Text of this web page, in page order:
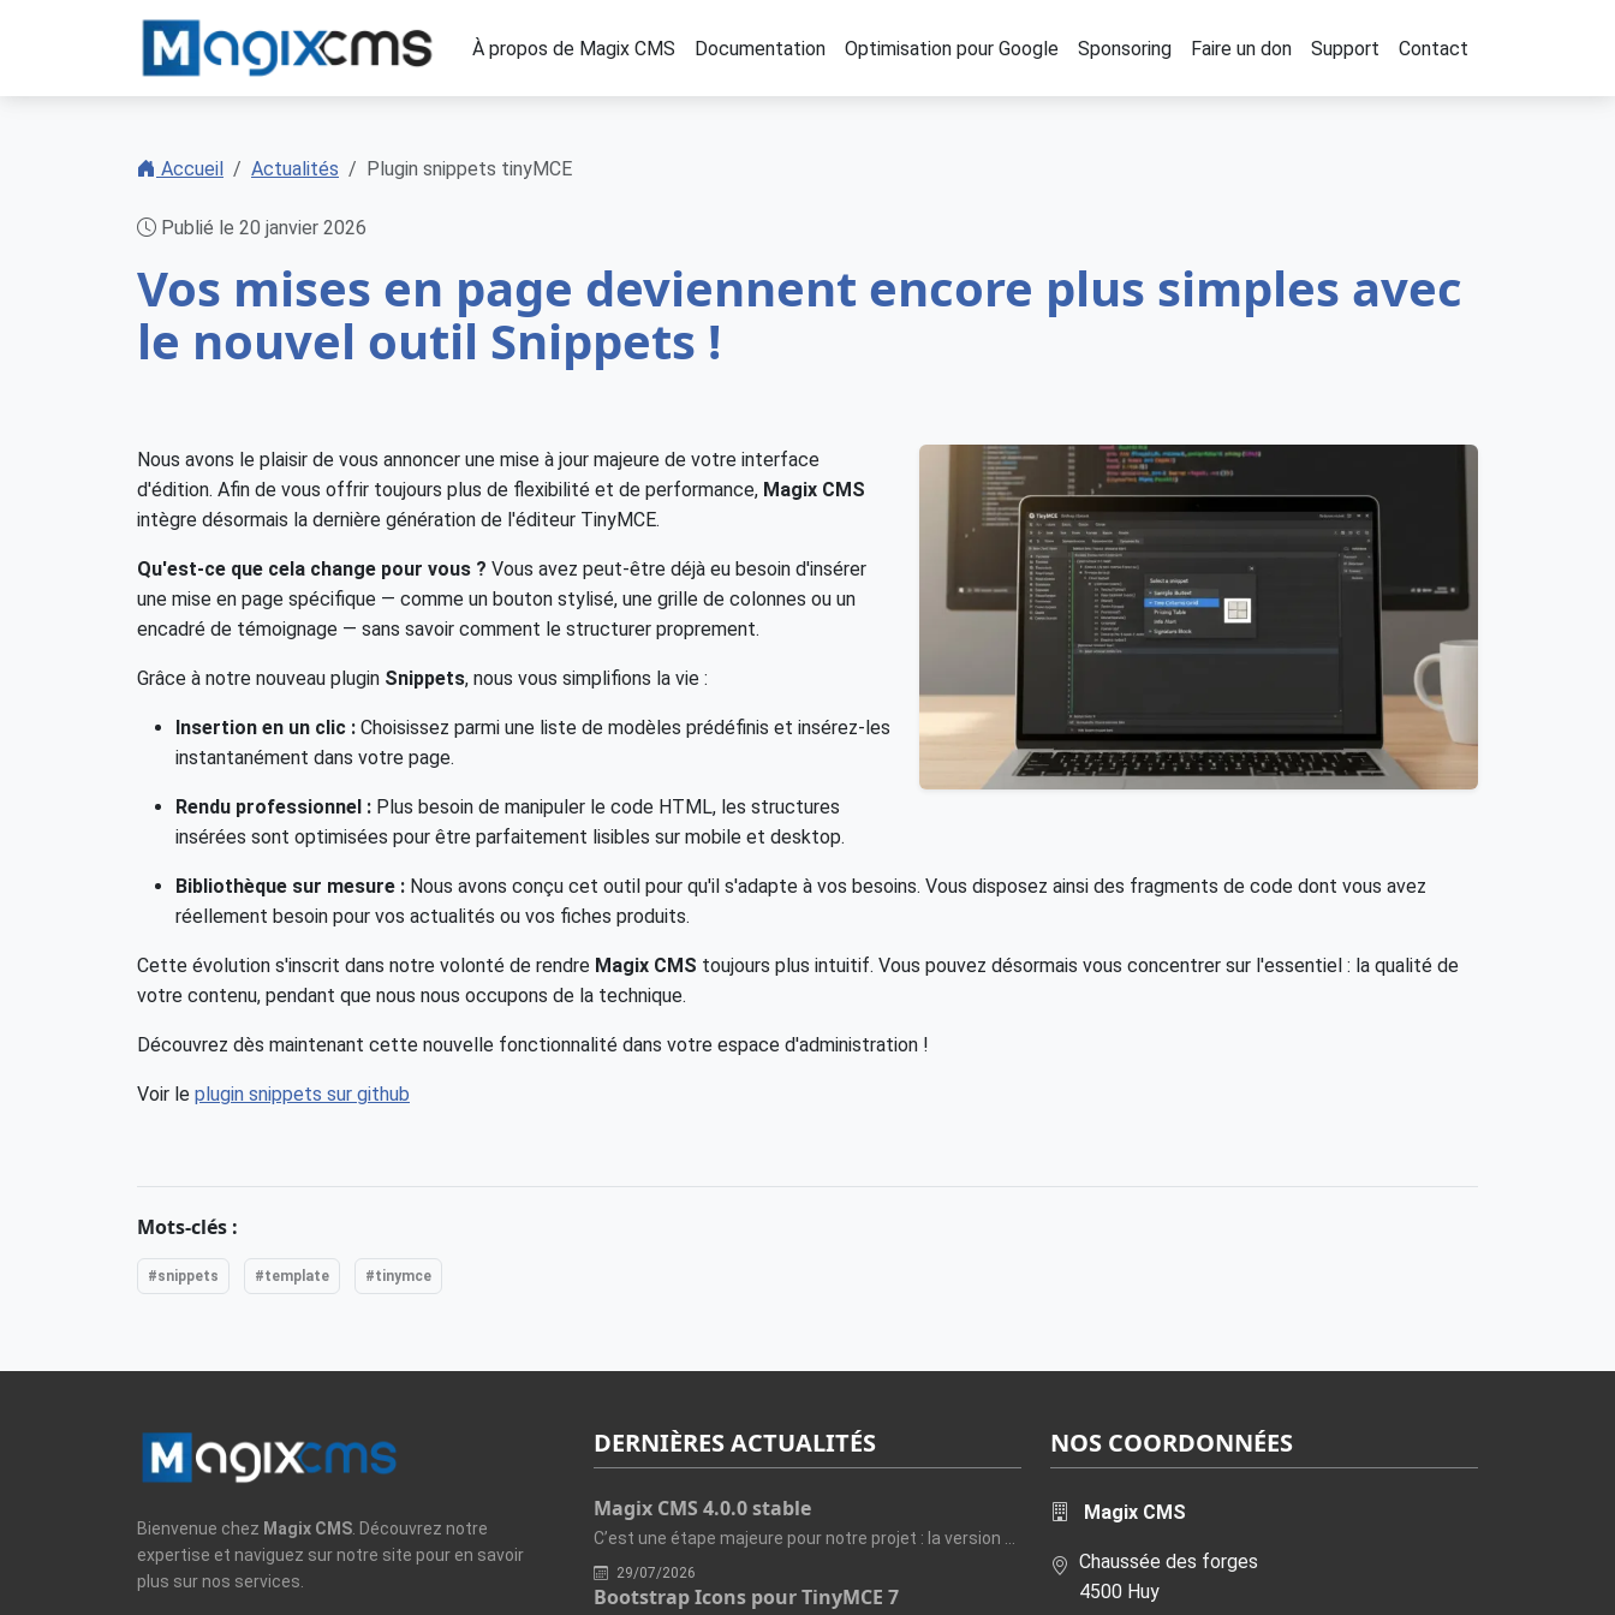
À propos de Magix CMS Documentation Optimisation pour Google Sponsoring Faire un don Support Contact
Accueil Actualités Plugin snippets tinyMCE
Publié le 20 janvier 2026
Vos mises en page deviennent encore plus simples avec
le nouvel outil Snippets !
Nous avons le plaisir de vous annoncer une mise à jour majeure de votre interface
d'édition. Afin de vous offrir toujours plus de flexibilité et de performance, Magix CMS
intègre désormais la dernière génération de l'éditeur TinyMCE.
Qu'est-ce que cela change pour vous ? Vous avez peut-être déjà eu besoin d'insérer
une mise en page spécifique — comme un bouton stylisé, une grille de colonnes ou un
encadré de témoignage — sans savoir comment le structurer proprement.
Grâce à notre nouveau plugin Snippets, nous vous simplifions la vie :
Insertion en un clic : Choisissez parmi une liste de modèles prédéfinis et insérez-les
instantanément dans votre page.
Rendu professionnel : Plus besoin de manipuler le code HTML, les structures
insérées sont optimisées pour être parfaitement lisibles sur mobile et desktop.
Bibliothèque sur mesure : Nous avons conçu cet outil pour qu'il s'adapte à vos besoins. Vous disposez ainsi des fragments de code dont vous avez
réellement besoin pour vos actualités ou vos fiches produits.
Cette évolution s'inscrit dans notre volonté de rendre Magix CMS toujours plus intuitif. Vous pouvez désormais vous concentrer sur l'essentiel : la qualité de
votre contenu, pendant que nous nous occupons de la technique.
Découvrez dès maintenant cette nouvelle fonctionnalité dans votre espace d'administration !
Voir le plugin snippets sur github
Mots-clés :
#snippets #template #tinymce
Bienvenue chez Magix CMS . Découvrez notre
expertise et naviguez sur notre site pour en savoir
plus sur nos services.
DERNIÈRES ACTUALITÉS
Magix CMS 4.0.0 stable
29/07/2026
Bootstrap Icons pour TinyMCE 7
NOS COORDONNÉES
Magix CMS
Chaussée des forges
4500 Huy